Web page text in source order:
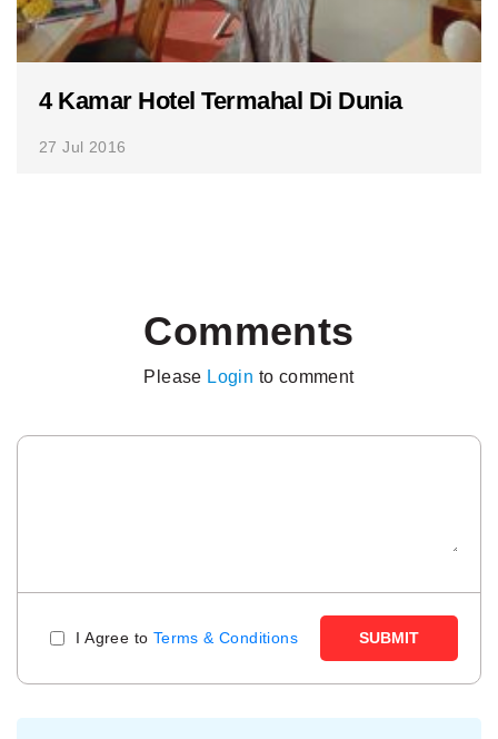
4 Kamar Hotel Termahal Di Dunia
27 Jul 2016
Comments
Please Login to comment
I Agree to Terms & Conditions SUBMIT